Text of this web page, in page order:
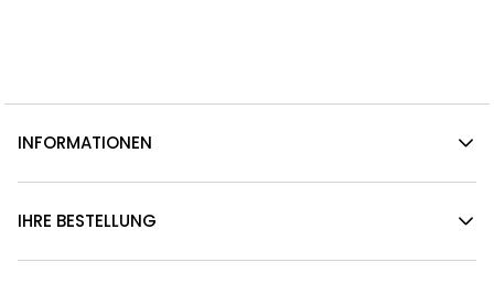
INFORMATIONEN
IHRE BESTELLUNG